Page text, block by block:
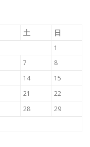
土 日
1
7 8
14 15
21 22
28 29